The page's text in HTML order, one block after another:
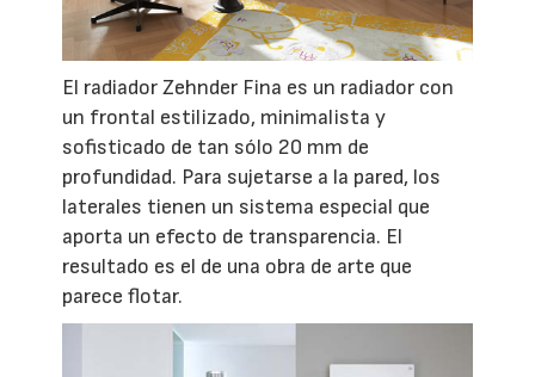
El radiador Zehnder Fina es un radiador con
un frontal estilizado, minimalista y
sofisticado de tan sólo 20 mm de
profundidad. Para sujetarse a la pared, los
laterales tienen un sistema especial que
aporta un efecto de transparencia. El
resultado es el de una obra de arte que
parece flotar.